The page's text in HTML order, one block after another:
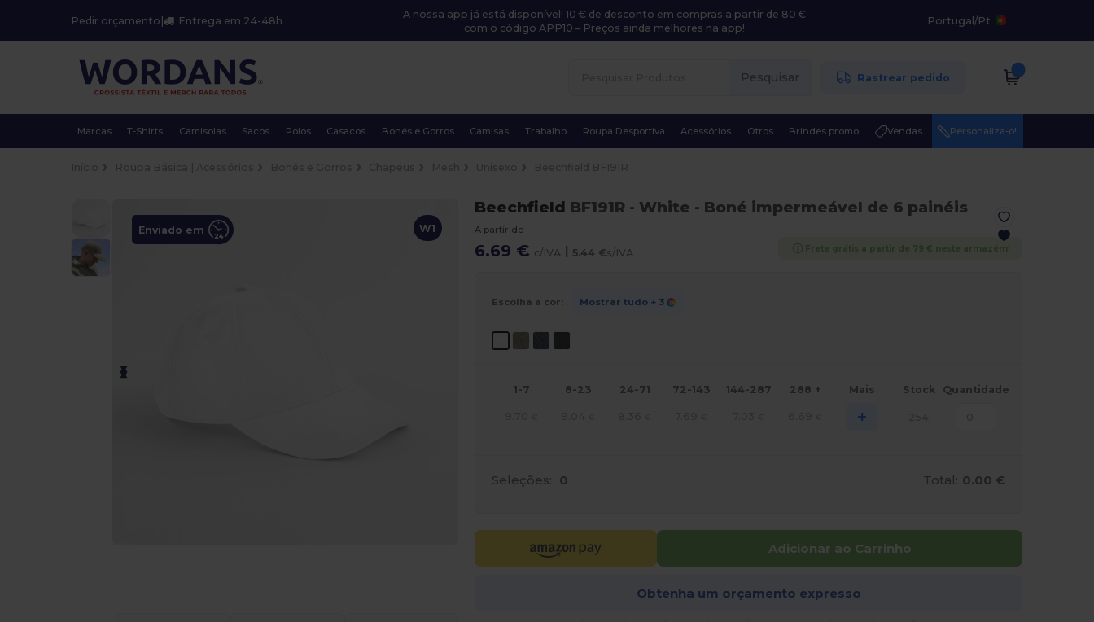
Pedir orçamento | Entrega em 24-48h
A nossa app já está disponível! 10 € de desconto em compras a partir de 80 €
com o código APP10 – Preços ainda melhores na app!
Portugal/Pt
Pesquisar Rastrear pedido
Marcas T-Shirts Camisolas Sacos Polos Casacos Bonés e Gorros Camisas Trabalho Roupa Desportiva Acessórios Otros Brindes promo Vendas Personaliza-o!
W1
Enviado em
Beechfield BF191R - White - Boné impermeável de 6 painéis
A partir de
6.69 € c/IVA | 5.44 €s/IVA Frete grátis a partir de 79 € neste armazém!
Escolha a cor: Mostrar tudo + 3
1-7 8-23 24-71 72-143 144-287 288 + Mais Stock Quantidade
+
Seleções: 0 Total: 0.00 €
Adicionar ao Carrinho
Obtenha um orçamento expresso